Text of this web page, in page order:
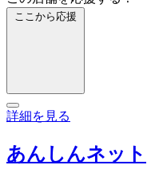
ここから応援
詳細を見る
あんしんネット